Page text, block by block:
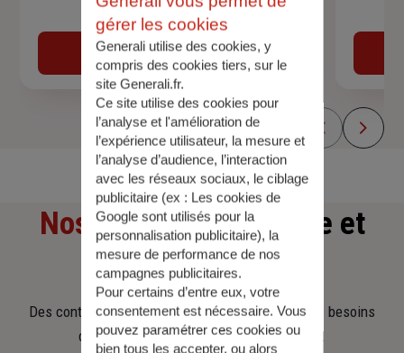
Devis assurance auto
Obtenir une estimation
Nos offresd'assurance et
d'épargne
Des contrats clairs et flexibles pour sécuriser vos besoins
d’aujourd’hui et anticiper ceux de demain.
gérer les cookies
Generali utilise des cookies, y
compris des cookies tiers, sur le
site Generali.fr.
Ce site utilise des cookies pour
l’analyse et l'amélioration de
l’expérience utilisateur, la mesure et
l’analyse d’audience, l’interaction
avec les réseaux sociaux, le ciblage
publicitaire (ex : Les cookies de
Google sont utilisés pour la
personnalisation publicitaire), la
mesure de performance de nos
campagnes publicitaires.
Pour certains d’entre eux, votre
consentement est nécessaire. Vous
pouvez paramétrer ces cookies ou
bien tous les accepter, ou alors